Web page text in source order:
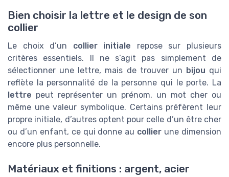
Bien choisir la lettre et le design de son
collier
Le choix d’un collier initiale repose sur plusieurs
critères essentiels. Il ne s’agit pas simplement de
sélectionner une lettre, mais de trouver un bijou qui
reflète la personnalité de la personne qui le porte. La
lettre peut représenter un prénom, un mot cher ou
même une valeur symbolique. Certains préfèrent leur
propre initiale, d’autres optent pour celle d’un être cher
ou d’un enfant, ce qui donne au collier une dimension
encore plus personnelle.
Matériaux et finitions : argent, acier